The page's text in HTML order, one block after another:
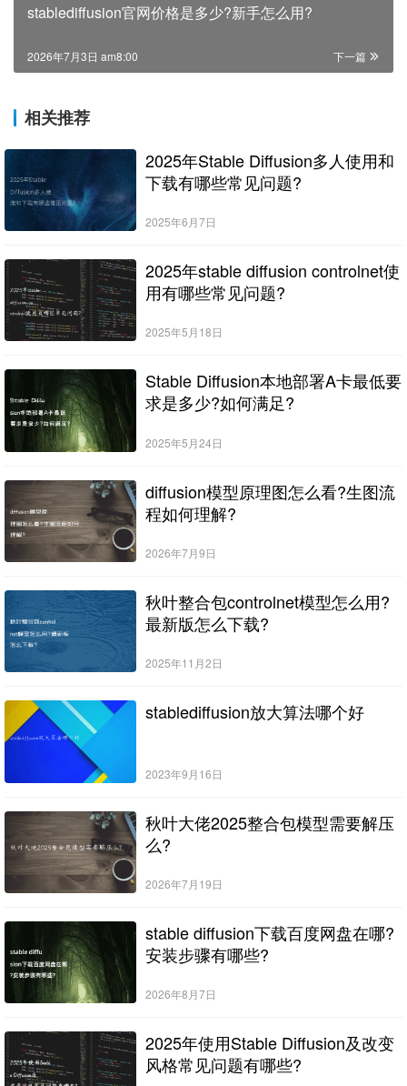
stablediffusion官网价格是多少?新手怎么用?
下一篇
2026年7月3日 am8:00
相关推荐
2025年Stable Diffusion多人使用和
下载有哪些常见问题?
2025年6月7日
2025年stable diffusion controlnet使
用有哪些常见问题?
2025年5月18日
Stable Diffusion本地部署A卡最低要
求是多少?如何满足?
2025年5月24日
diffusion模型原理图怎么看?生图流
程如何理解?
2026年7月9日
秋叶整合包controlnet模型怎么用?
最新版怎么下载?
2025年11月2日
stablediffusion放大算法哪个好
2023年9月16日
秋叶大佬2025整合包模型需要解压
么?
2026年7月19日
stable diffusion下载百度网盘在哪?
安装步骤有哪些?
2026年8月7日
2025年使用Stable Diffusion及改变
风格常见问题有哪些?